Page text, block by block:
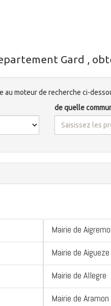
Gard ,
au moteur de recherche ci-
de quelle
Mairie de
Mairie de Aigueze
Mairie de Allegre
Mairie de Aramon